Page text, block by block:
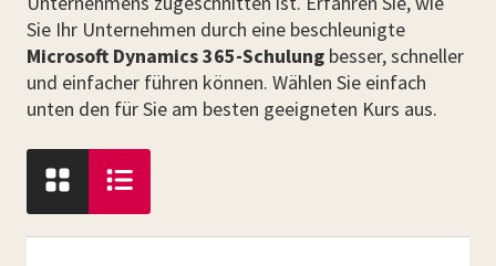
Sie Ihr Unternehmen durch eine beschleunigte
Microsoft Dynamics 365-Schulung besser, schneller
und einfacher führen können. Wählen Sie einfach
unten den für Sie am besten geeigneten Kurs aus.